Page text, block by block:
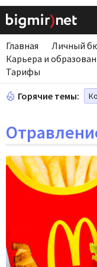
Главная Личный
Карьера и
Тарифы
Горячие темы: